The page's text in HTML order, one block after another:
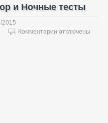
и Ночные тесты
2015
Комментарии котключены